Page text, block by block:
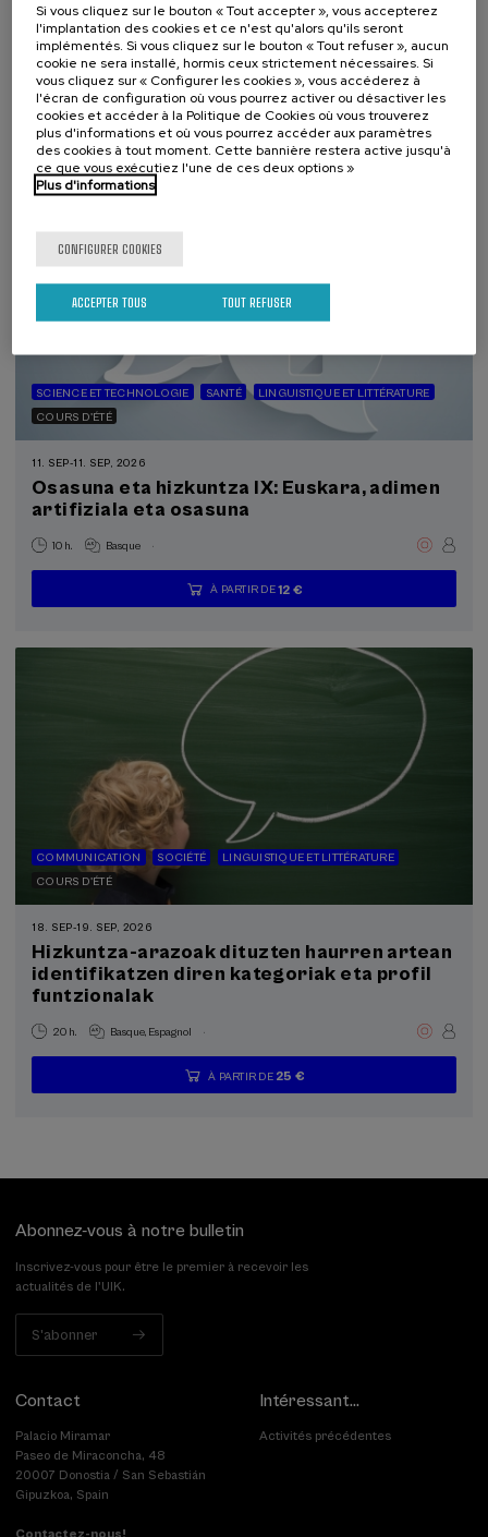
Visibilizando el duelo gestacional, perinatal
y neonatal
20 h. Espagnol Basque .
...
À PARTIR DEDernières
places
Gratuit
Date
passée
Liste
d'attente
Période
d'inscription
SCIENCE ET TECHNOLOGIE SANTÉ
LINGUISTIQUE ET LITTÉRATURE
COURS D'ÉTÉ
11. SEP-11. SEP, 2026
Osasuna eta hizkuntza IX: Euskara, adimen
artifiziala eta osasuna
10 h. Basque .
...
À PARTIR DE12 €
Dernières
places
Gratuit
Date
passée
Liste
d'attente
Période
d'inscription
COMMUNICATION SOCIÉTÉ
LINGUISTIQUE ET LITTÉRATURE
COURS D'ÉTÉ
18. SEP-19. SEP, 2026
Hizkuntza-arazoak dituzten haurren artean
identifikatzen diren kategoriak eta profil
funtzionalak
20 h. Basque Espagnol .
...
À PARTIR DE 25 €
Dernières
places
Gratuit
Date
passée
Liste
d'attente
Période
d'inscription
Abonnez-vous à notre bulletin
Inscrivez-vous pour être le premier à recevoir les
actualités de l'UIK.
S'abonner
Contact
Palacio Miramar
Paseo de Miraconcha, 48
20007 Donostia / San Sebastián
Gipuzkoa, Spain
Intéressant...
Activités précédentes
Si vous cliquez sur le bouton « Tout accepter », vous accepterez
l'implantation des cookies et ce n'est qu'alors qu'ils seront
implémentés. Si vous cliquez sur le bouton « Tout refuser », aucun
cookie ne sera installé, hormis ceux strictement nécessaires. Si
vous cliquez sur « Configurer les cookies », vous accéderez à
l'écran de configuration où vous pourrez activer ou désactiver les
cookies et accéder à la Politique de Cookies où vous trouverez
plus d'informations et où vous pourrez accéder aux paramètres
des cookies à tout moment. Cette bannière restera active jusqu'à
ce que vous exécutiez l'une de ces deux options »
Plus d'informations
CONFIGURER COOKIES
TOUT REFUSER
ACCEPTER TOUS